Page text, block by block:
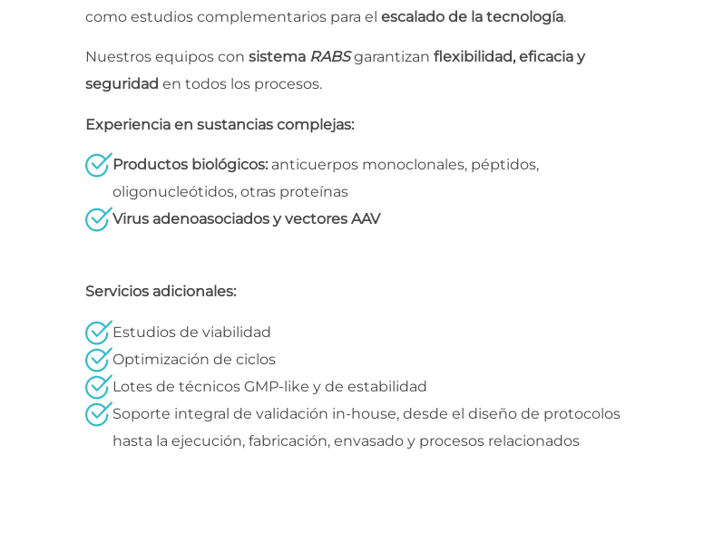
como estudios complementarios para elescalado de la tecnología.
Nuestros equipos consistema RABSgarantizanflexibilidad, eficacia y
seguridad en todos los procesos.
Experiencia en sustancias complejas:
Productos biológicos: anticuerpos monoclonales, péptidos,
oligonucleótidos, otras proteínas
Virus adenoasociados y vectores AAV
Servicios adicionales:
Estudios de viabilidad
Optimización de ciclos
Lotes de técnicos GMP-like y de estabilidad
Soporte integral de validación in-house, desde el diseño de protocolos
hasta la ejecución, fabricación, envasado y procesos relacionados